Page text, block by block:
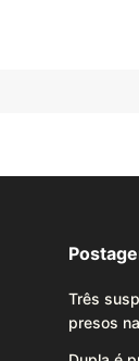
Três
presos